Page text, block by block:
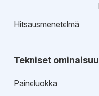
Hitsausmenetelmä
Tekniset
Paineluokka